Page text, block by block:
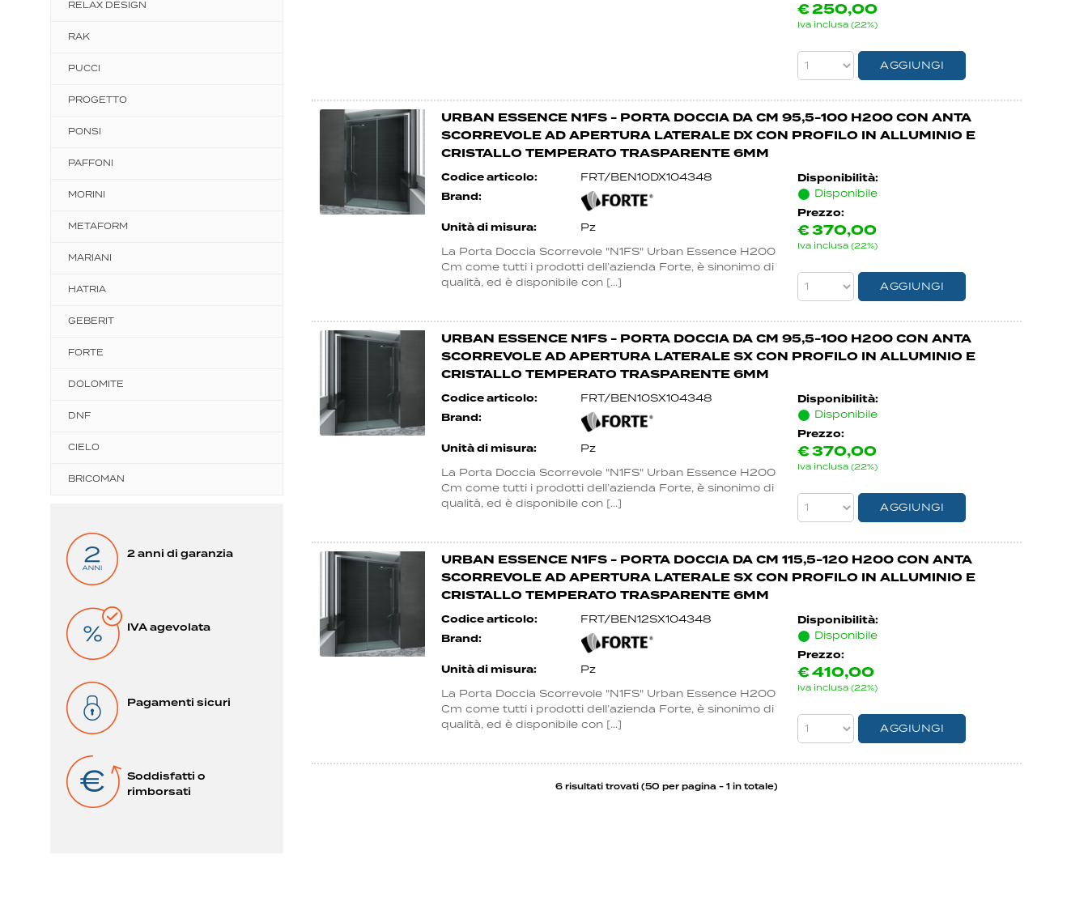
RELAX DESIGN
RAK
PUCCI
PROGETTO
PONSI
PAFFONI
MORINI
METAFORM
MARIANI
HATRIA
GEBERIT
FORTE
DOLOMITE
DNF
CIELO
BRICOMAN
2 anni di garanzia
IVA agevolata
Pagamenti sicuri
Soddisfatti o
rimborsati
€250,00
Iva inclusa (22%)
URBAN ESSENCE N1FS - PORTA DOCCIA DA CM 95,5-100 H200 CON ANTA
SCORREVOLE AD APERTURA LATERALE DX CON PROFILO IN ALLUMINIO E
CRISTALLO TEMPERATO TRASPARENTE 6MM
Codice articolo:
FRT/BEN10DX104348
Brand:
Unità di misura:
Pz
La Porta Doccia Scorrevole "N1FS" Urban Essence H200
Cm come tutti i prodotti dell’azienda Forte, è sinonimo di
qualità, ed è disponibile con [...]
Disponibilità:
Disponibile
Prezzo:
€370,00
Iva inclusa (22%)
URBAN ESSENCE N1FS - PORTA DOCCIA DA CM 95,5-100 H200 CON ANTA
SCORREVOLE AD APERTURA LATERALE SX CON PROFILO IN ALLUMINIO E
CRISTALLO TEMPERATO TRASPARENTE 6MM
Codice articolo:
FRT/BEN10SX104348
Brand:
Unità di misura:
Pz
La Porta Doccia Scorrevole "N1FS" Urban Essence H200
Cm come tutti i prodotti dell’azienda Forte, è sinonimo di
qualità, ed è disponibile con [...]
Disponibilità:
Disponibile
Prezzo:
€370,00
Iva inclusa (22%)
URBAN ESSENCE N1FS - PORTA DOCCIA DA CM 115,5-120 H200 CON ANTA
SCORREVOLE AD APERTURA LATERALE SX CON PROFILO IN ALLUMINIO E
CRISTALLO TEMPERATO TRASPARENTE 6MM
Codice articolo:
FRT/BEN12SX104348
Brand:
Unità di misura:
Pz
La Porta Doccia Scorrevole "N1FS" Urban Essence H200
Cm come tutti i prodotti dell’azienda Forte, è sinonimo di
qualità, ed è disponibile con [...]
Disponibilità:
Disponibile
Prezzo:
€410,00
Iva inclusa (22%)
6 risultati trovati (50 per pagina - 1 in totale)